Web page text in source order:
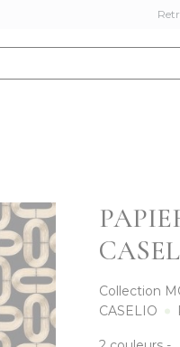
Collection
CASELIO